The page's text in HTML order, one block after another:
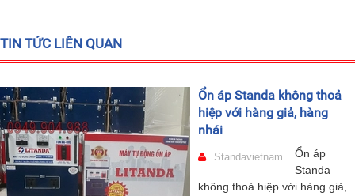
TIN TỨC LIÊN QUAN
Ổn áp Standa không thoả
hiệp với hàng giả, hàng
nhái
Standavietnam
Ổn áp
Standa
không thoả hiệp với hàng giả,